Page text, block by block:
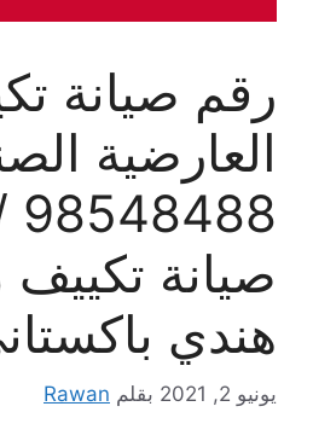
رقم صيانة
العارضية
صيانة
هندي
يونيو 2, 2021 بقلم Rawan